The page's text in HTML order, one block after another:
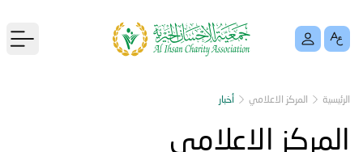
الرئيسية المركز الاعلامي أخبار
المركز الاعلامي